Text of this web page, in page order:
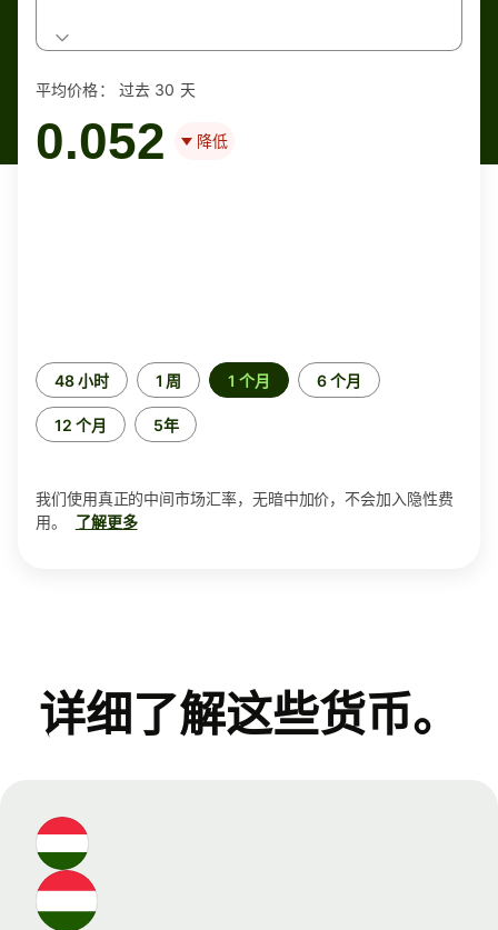
平均价格： 过去 30 天
0.052 降低
时
间
段
48 小时 1 周 1 个月 6 个月
12 个月 5年
我们使用真正的中间市场汇率，无暗中加价，不会加入隐性费
用。
了解更多
详细了解这些货币。